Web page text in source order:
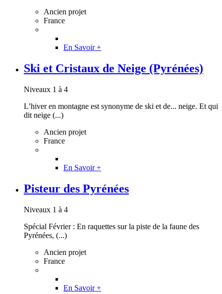
Ancien projet
France
En Savoir +
Ski et Cristaux de Neige (Pyrénées)
Niveaux 1 à 4
L’hiver en montagne est synonyme de ski et de... neige. Et qui
dit neige (...)
Ancien projet
France
En Savoir +
Pisteur des Pyrénées
Niveaux 1 à 4
Spécial Février : En raquettes sur la piste de la faune des
Pyrénées, (...)
Ancien projet
France
En Savoir +